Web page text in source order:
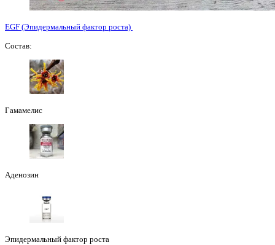
EGF (Эпидермальный фактор роста)
Состав:
Гамамелис
Аденозин
Эпидермальный фактор роста